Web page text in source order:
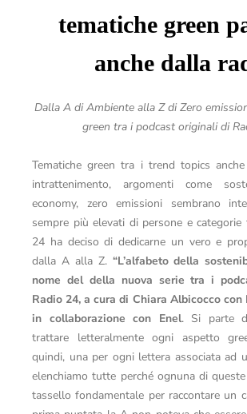
tematiche green
anche dalla
Dalla A di Ambiente alla Z di Zero
green tra i podcast originali di
Tematiche green tra i trend topics
intrattenimento, argomenti come
economy, zero emissioni sembrano
sempre più elevati di persone e categorie
24 ha deciso di dedicarne un vero e
dalla A alla Z. “L’alfabeto della
nome del della nuova serie tra i
Radio 24, a cura di Chiara Albicocco con
in collaborazione con Enel. Si parte
trattare letteralmente ogni aspetto
quindi, una per ogni lettera associata ad
elenchiamo tutte perché ognuna di
tassello fondamentale per raccontare un